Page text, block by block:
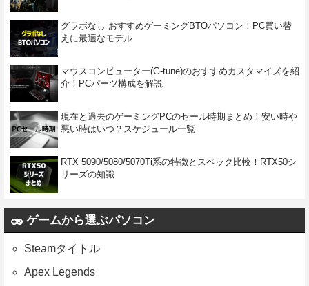
グラボなし おすすめゲーミングBTOパソコン！PC買い替
えに最適なモデル
マウスコンピューター(G-tune)のおすすめカスタマイズを紹
介！PCパーツ構成を解説
現在と過去のゲーミングPCのセール時期まとめ！安い時や
悪い時はいつ？スケジュール一覧
RTX 5090/5080/5070Ti系の特徴とスペック比較！RTX50シ
リーズの知識
ゲームから選ぶパソコン
Steamタイトル
Apex Legends